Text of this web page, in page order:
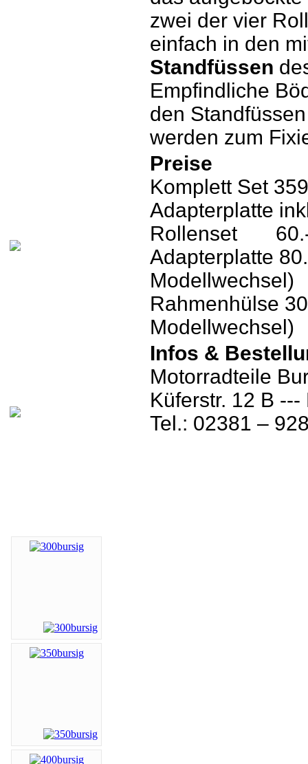
zwei der vier
einfach in den
Standfüssen
Empfindliche
den
werden zum
Preise
Komplett Set
Adapterplatte
Rollenset
Adapterplatte
Modellwechsel)
Rahmenhülse
Modellwechsel)
Infos &
Motorradteile
Küferstr. 12 B
Tel.: 02381 –